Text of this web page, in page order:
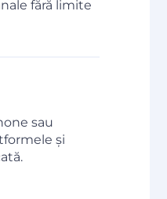
fără limite
sau
și